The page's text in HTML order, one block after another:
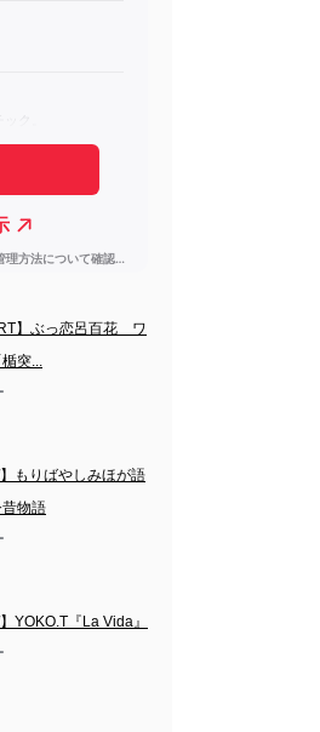
】ぶっ恋呂百花　ワ
突...
】もりばやしみほが語
物語
YOKO.T『La Vida』